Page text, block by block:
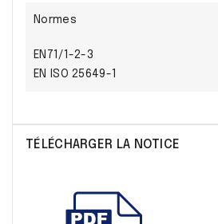
Normes
EN71/1-2-3
EN ISO 25649-1
TÉLÉCHARGER LA NOTICE